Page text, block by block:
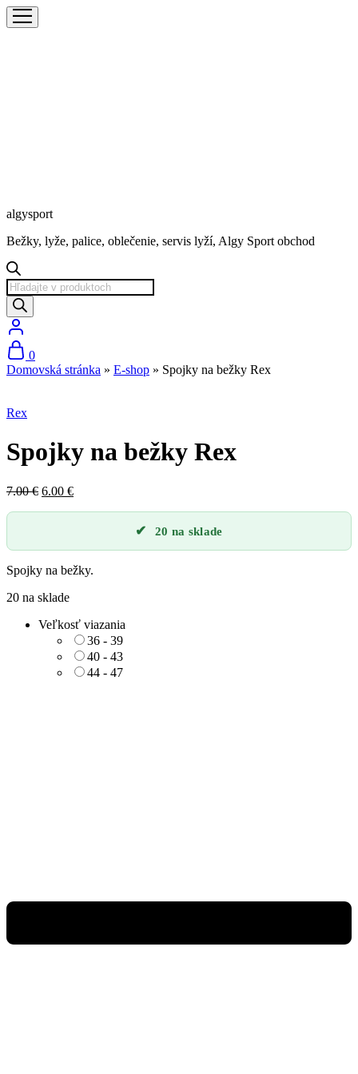
algysport
Bežky, lyže, palice, oblečenie, servis lyží, Algy Sport obchod
Products
search
0
Domovská stránka » E-shop » Spojky na bežky Rex
Rex
Spojky na bežky Rex
7.00€ Pôvodná
6.00 €Aktuálna
20 na sklade
Spojky na bežky.
20 na sklade
Veľkosť viazania
36 - 39
40 - 43
44 - 47